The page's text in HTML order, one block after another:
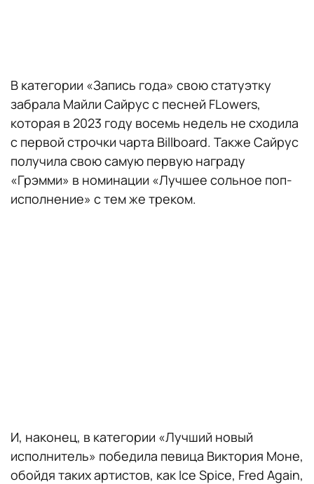
В категории «Запись года» свою статуэтку
забрала Майли Сайрус с песней FLowers,
которая в 2023 году восемь недель не сходила
с первой строчки чарта Billboard. Также Сайрус
получила свою самую первую награду
«Грэмми» в номинации «Лучшее сольное поп-
исполнение» с тем же треком.
И, наконец, в категории «Лучший новый
исполнитель» победила певица Виктория Моне,
обойдя таких артистов, как Ice Spice, Fred Again,